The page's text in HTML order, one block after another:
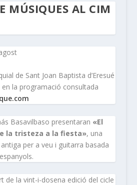
MÚSIQUES AL CIM
de Sant Joan Baptista d’Eresué
la programació consultada
Basavilbaso presentaran «El
la tristeza a la fiesta», una
per a veu i guitarra basada
de la vint-i-dosena edició del cicle